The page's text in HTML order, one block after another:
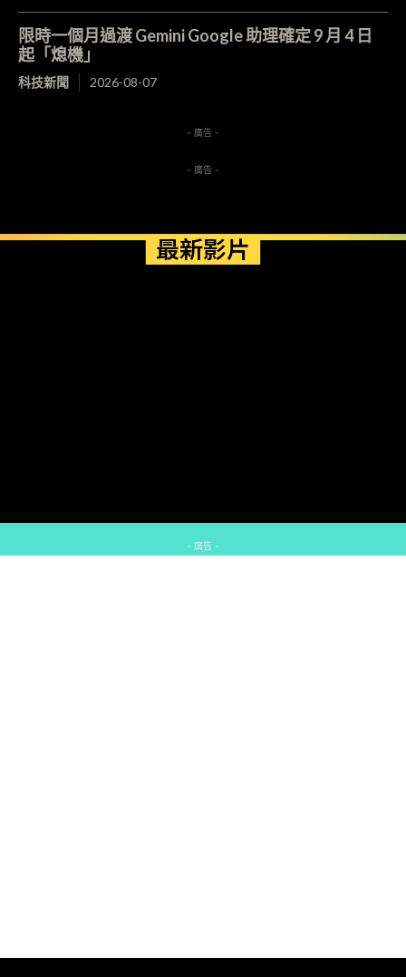
限時一個月過渡 Gemini Google 助理確定 9 月 4 日
起「熄機」
科技新聞 2026-08-07
- 廣告 -
- 廣告 -
最新影片
- 廣告 -